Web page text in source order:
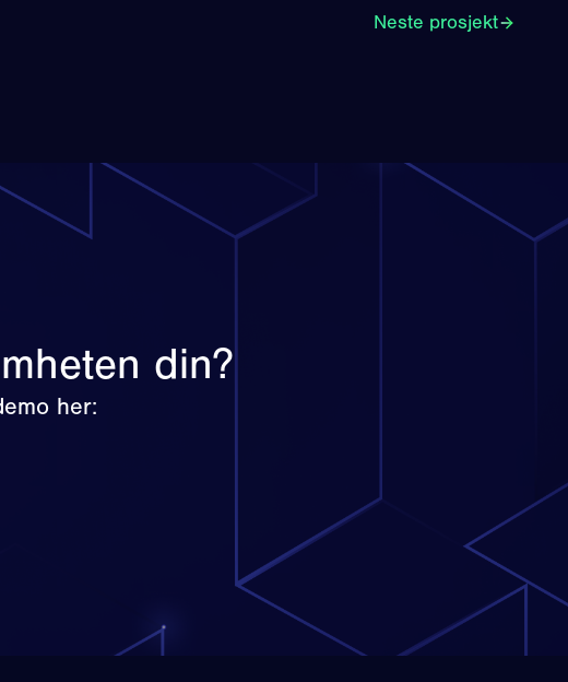
Neste prosjekt
din?
her: